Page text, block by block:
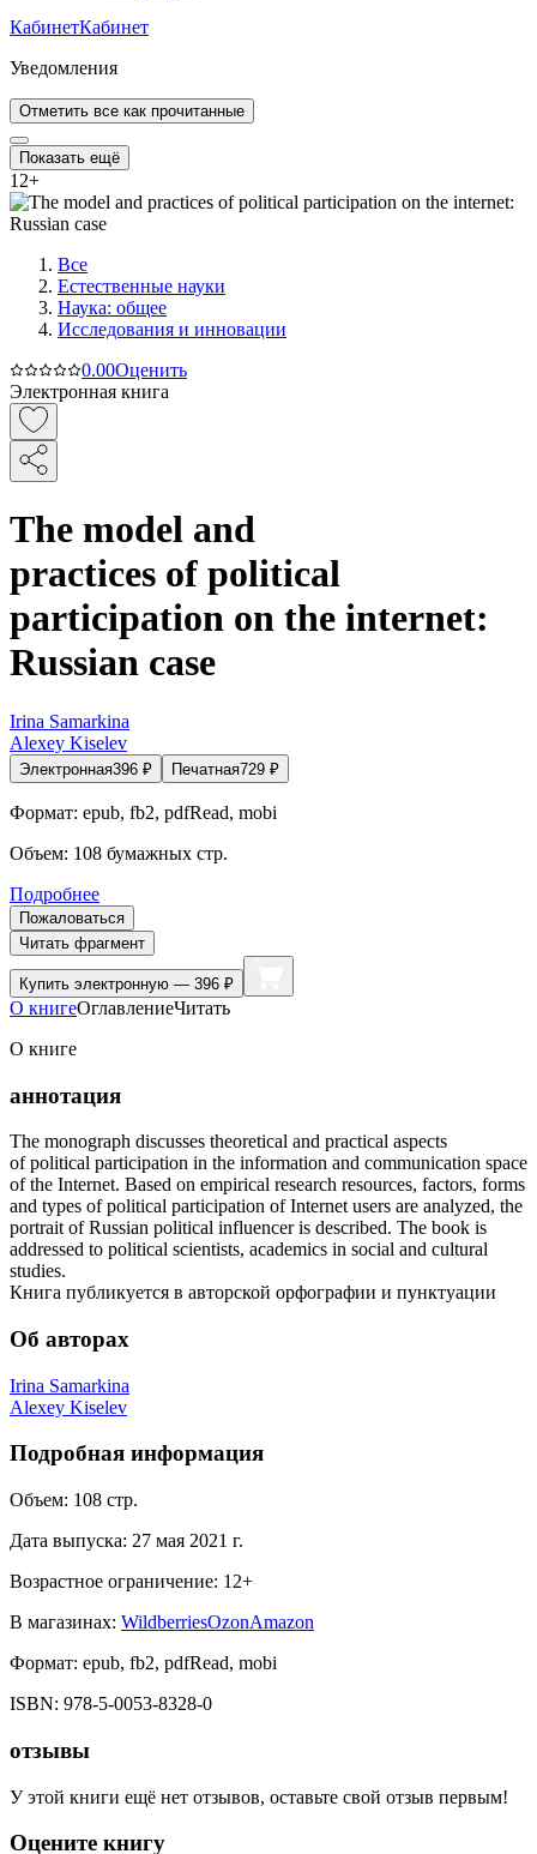
КабинетКабинет
Уведомления
Отметить все как прочитанные
Показать ещё
12+
Все
Естественные науки
Наука: общее
Исследования и инновации
0.00Оценить
Электронная книга
The model and
practices of political
participation on the internet:
Russian case
Irina Samarkina
Alexey Kiselev
Электронная396 ₽ Печатная729 ₽
Формат: epub, fb2, pdfRead, mobi
Объем: 108 бумажных стр.
Подробнее
Пожаловаться
Читать фрагмент
Купить электронную — 396 ₽
О книгеОглавлениеЧитать
О книге
аннотация
The monograph discusses theoretical and practical aspects
of political participation in the information and communication space
of the Internet. Based on empirical research resources, factors, forms
and types of political participation of Internet users are analyzed, the
portrait of Russian political influencer is described. The book is
addressed to political scientists, academics in social and cultural
studies.
Книга публикуется в авторской орфографии и пунктуации
Об авторах
Irina Samarkina
Alexey Kiselev
Подробная информация
Объем: 108 стр.
Дата выпуска: 27 мая 2021 г.
Возрастное ограничение: 12+
В магазинах: WildberriesOzonAmazon
Формат: epub, fb2, pdfRead, mobi
ISBN: 978-5-0053-8328-0
отзывы
У этой книги ещё нет отзывов, оставьте свой отзыв первым!
Оцените книгу